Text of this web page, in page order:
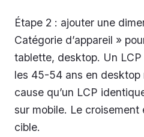
Étape 2 : ajouter une
Catégorie d’appareil »
tablette, desktop. Un
les 45-54 ans en desktop
cause qu’un LCP
sur mobile. Le
cible.